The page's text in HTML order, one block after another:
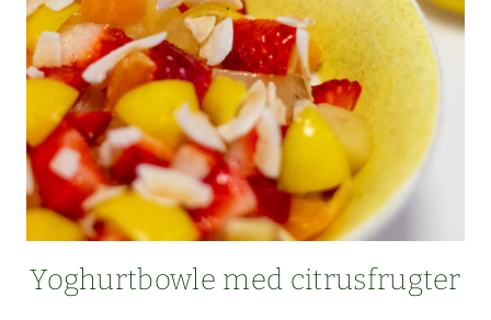
Yoghurt­bowle med citrusfrugter